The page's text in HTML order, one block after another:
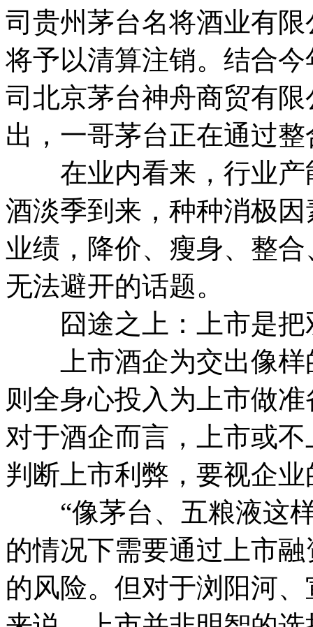
司贵州茅台名将酒业有
将予以清算注销。结合
司北京茅台神舟商贸有
出，一哥茅台正在通过
在业内看来，行业产
酒淡季到来，种种消极
业绩，降价、瘦身、整
无法避开的话题。
囧途之上：上市是把
上市酒企为交出像样
则全身心投入为上市做
对于酒企而言，上市或
判断上市利弊，要视企
“像茅台、五粮液这样
的情况下需要通过上市
的风险。但对于浏阳河